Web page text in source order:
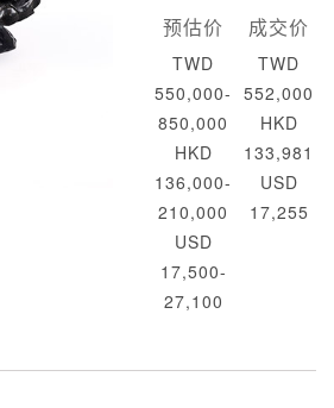
预估价
TWD
550,000-
850,000
HKD
136,000-
210,000
USD
17,500-
27,100
成交价
TWD
552,000
HKD
133,981
USD
17,255